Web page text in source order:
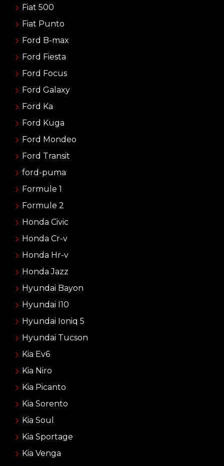
Fiat 500
Fiat Punto
Ford B-max
Ford Fiesta
Ford Focus
Ford Galaxy
Ford Ka
Ford Kuga
Ford Mondeo
Ford Transit
ford-puma
Formule 1
Formule 2
Honda Civic
Honda Cr-v
Honda Hr-v
Honda Jazz
Hyundai Bayon
Hyundai I10
Hyundai Ioniq 5
Hyundai Tucson
Kia Ev6
Kia Niro
Kia Picanto
Kia Sorento
Kia Soul
Kia Sportage
Kia Venga